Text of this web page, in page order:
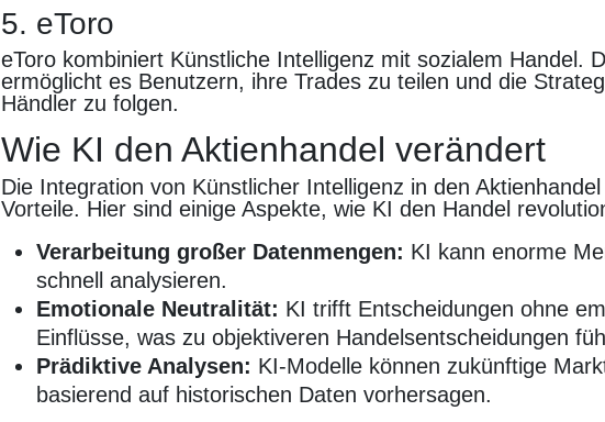
5. eToro
eToro kombiniert Künstliche Intelligenz mit sozialem Handel.
ermöglicht es Benutzern, ihre Trades zu teilen und die
Händler zu folgen.
Wie KI den Aktienhandel verändert
Die Integration von Künstlicher Intelligenz in den
Vorteile. Hier sind einige Aspekte, wie KI den Handel
Verarbeitung großer Datenmengen: KI kann enorme
schnell analysieren.
Emotionale Neutralität: KI trifft Entscheidungen ohne
Einflüsse, was zu objektiveren Handelsentscheidungen
Prädiktive Analysen: KI-Modelle können zukünftige
basierend auf historischen Daten vorhersagen.